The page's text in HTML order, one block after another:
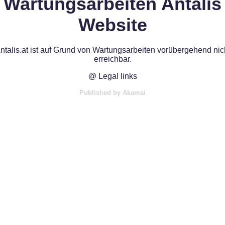
Website
ist auf Grund von Wartungsarbeiten vorübergehend
erreichbar.
@ Legal links
Published by Akamai